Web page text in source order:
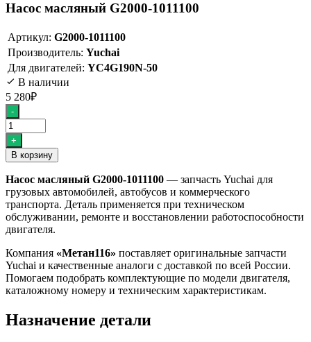
Насос масляный G2000-1011100
Артикул: G2000-1011100
Производитель: Yuchai
Для двигателей: YC4G190N-50
В наличии
5 280₽
Количество
товара
Насос
масляный
G2000-
-
+
В корзину
Насос масляный G2000-1011100 — запчасть Yuchai для
грузовых автомобилей, автобусов и коммерческого
транспорта. Деталь применяется при техническом
обслуживании, ремонте и восстановлении работоспособности
двигателя.
Компания «Метан116» поставляет оригинальные запчасти
Yuchai и качественные аналоги с доставкой по всей России.
Помогаем подобрать комплектующие по модели двигателя,
каталожному номеру и техническим характеристикам.
Назначение детали